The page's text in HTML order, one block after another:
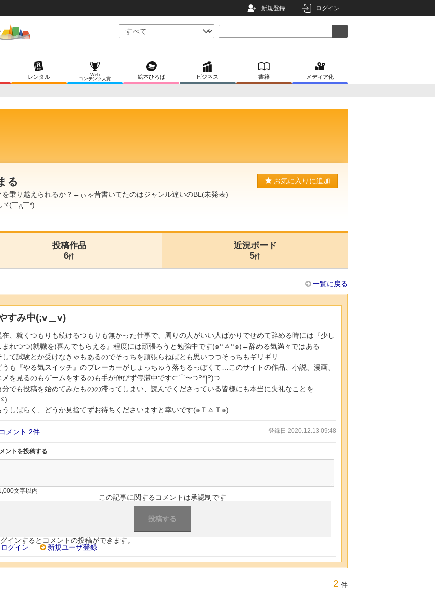
新規登録 ログイン
レンタル
Web
コンテンツ大賞
絵本ひろば ビジネス 書籍 メディア化
る
を乗り越えられるか？←ぃゃ昔書いてたのはジャンル違いのBL(未発表)
ヾ(￣д￣*)
お気に入りに追加
投稿作品
6件
近況ボード
5件
一覧に戻る
すみ中(;v＿v)
、就くつもりも続けるつもりも無かった仕事で、周りの人がいい人ばかりでせめて辞める時には『少し
まれつつ(就職を)喜んでもらえる』程度には頑張ろうと勉強中です‪‪(๑꒪ㅿ‪꒪๑)←辞める気満々ではある
て試験とか受けなきゃもあるのでそっちを頑張らねばとも思いつつそっちもギリギリ…
も『やる気スイッチ』のブレーカーがしょっちゅう落ちるっぽくて…このサイトの作品、小説、漫画、
メを見るのもゲームをするのも手が伸びず停滞中です⊂⌒〜⊃꒪ཀ꒪)⊃
でも投稿を始めてみたものの滞ってしまい、読んでくださっている皆様にも本当に失礼なことを…
しばらく、どうか見捨てずお待ちくださいますと幸いです‪‪(๑Ｔㅿ‪Ｔ๑)
コメント 2件 登録日 2020.12.13 09:48
ントを投稿する
文字以内
この記事に関するコメントは承認制です
インするとコメントの投稿ができます。
ログイン
新規ユーザ登録
2 件